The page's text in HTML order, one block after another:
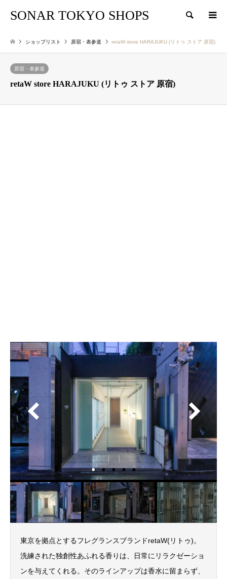
SONAR TOKYO SHOPS 検索
ショップリスト 原宿・表参道 retaW store HARAJUKU (リトゥ ストア 原宿)
原宿・表参道
retaW store HARAJUKU (リトゥ ストア 原宿)
東京を拠点とするフレグランスブランドretaW(リトゥ)。
洗練された独創性あふれる香りは、日常にリラクゼーショ
ンを与えてくれる。そのラインアップは香水に留まらず、